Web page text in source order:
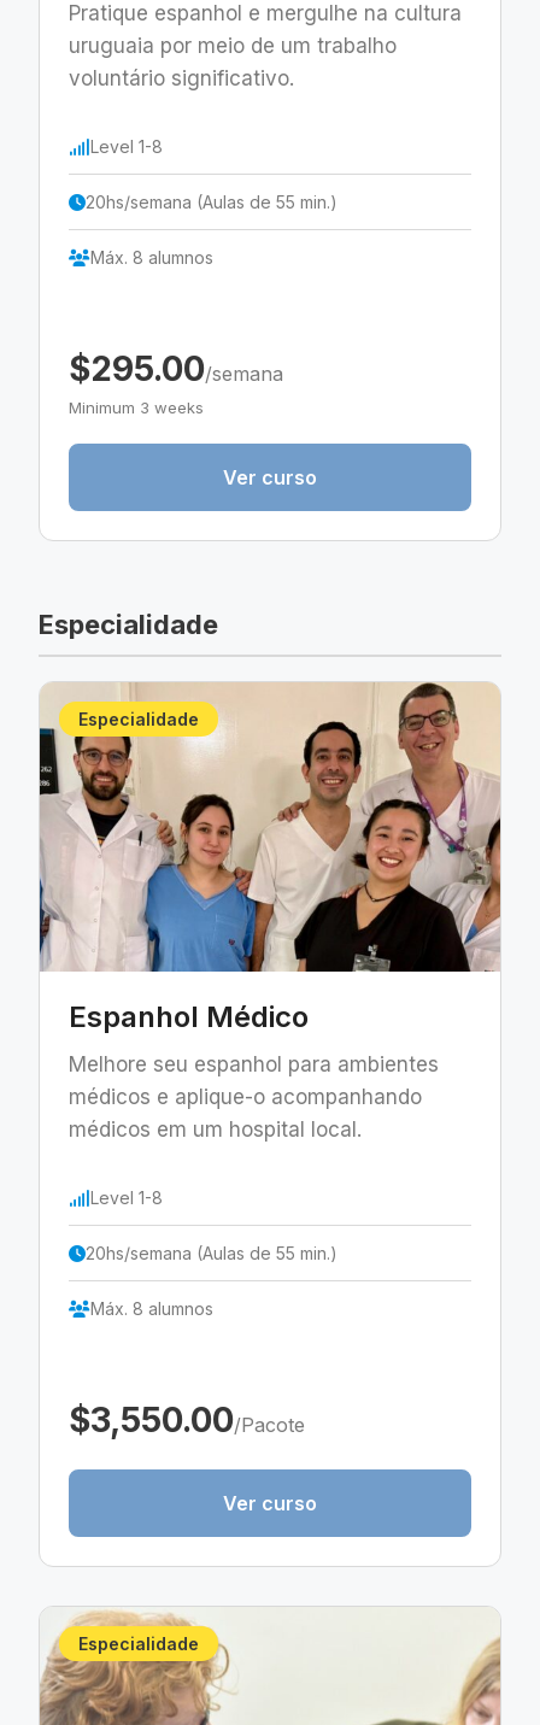
Pratique espanhol e mergulhe na cultura
uruguaia por meio de um trabalho
voluntário significativo.
Level 1-8
20hs/semana (Aulas de 55 min.)
Máx. 8 alumnos
$295.00/semana
Minimum 3 weeks
Ver curso
Especialidade
Especialidade
Espanhol Médico
Melhore seu espanhol para ambientes
médicos e aplique-o acompanhando
médicos em um hospital local.
Level 1-8
20hs/semana (Aulas de 55 min.)
Máx. 8 alumnos
$3,550.00/Pacote
Ver curso
Especialidade